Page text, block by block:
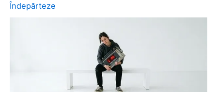
Îndepărteze